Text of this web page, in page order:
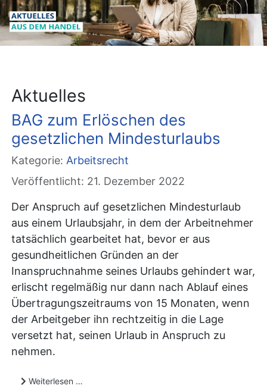
Aktuelles
BAG zum Erlöschen des
gesetzlichen Mindesturlaubs
Kategorie: Arbeitsrecht
Veröffentlicht: 21. Dezember 2022
Der Anspruch auf gesetzlichen Mindesturlaub
aus einem Urlaubsjahr, in dem der Arbeitnehmer
tatsächlich gearbeitet hat, bevor er aus
gesundheitlichen Gründen an der
Inanspruchnahme seines Urlaubs gehindert war,
erlischt regelmäßig nur dann nach Ablauf eines
Übertragungszeitraums von 15 Monaten, wenn
der Arbeitgeber ihn rechtzeitig in die Lage
versetzt hat, seinen Urlaub in Anspruch zu
nehmen.
Weiterlesen …